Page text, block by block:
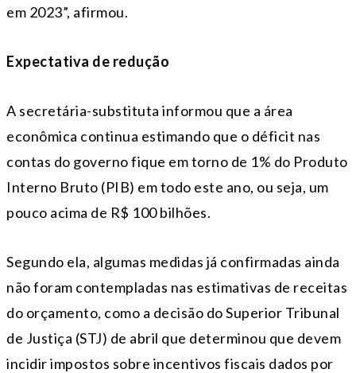
em 2023”, afirmou.
Expectativa de redução
A secretária-substituta informou que a área
econômica continua estimando que o déficit nas
contas do governo fique em torno de 1% do Produto
Interno Bruto (PIB) em todo este ano, ou seja, um
pouco acima de R$ 100 bilhões.
Segundo ela, algumas medidas já confirmadas ainda
não foram contempladas nas estimativas de receitas
do orçamento, como a decisão do Superior Tribunal
de Justiça (STJ) de abril que determinou que devem
incidir impostos sobre incentivos fiscais dados por